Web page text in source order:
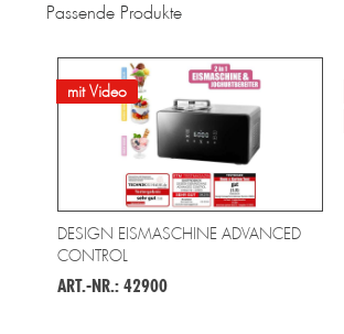
Passende Produkte
mit Video
DESIGN EISMASCHINE ADVANCED
CONTROL
ART.-NR.: 42900